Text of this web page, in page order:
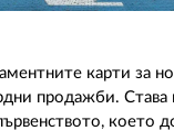
карти за
продажби. Става
което
02